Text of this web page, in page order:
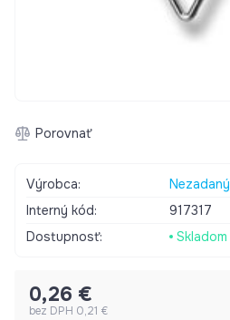
Porovnať
Výrobca:
Nezadaný
Interný kód:
917317
Dostupnosť:
Skladom
0,26 €
bez DPH 0,21 €